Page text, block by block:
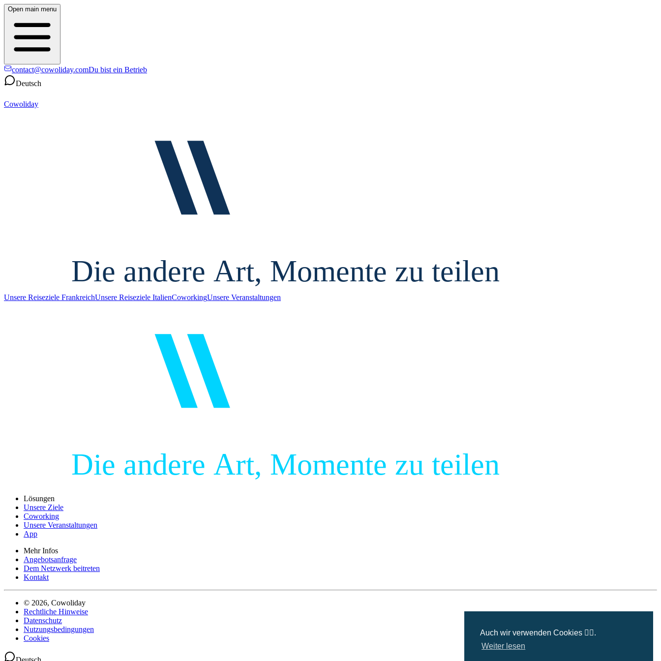
Auch wir verwenden Cookies 🤷‍♂️.
Weiter lesen
Open main menu
contact@cowoliday.comDu bist ein Betrieb
Deutsch
Cowoliday
Die andere Art, Momente zu teilen
Unsere Reiseziele FrankreichUnsere Reiseziele ItalienCoworkingUnsere Veranstaltungen
Die andere Art, Momente zu teilen
Lösungen
Unsere Ziele
Coworking
Unsere Veranstaltungen
App
Mehr Infos
Angebotsanfrage
Dem Netzwerk beitreten
Kontakt
© 2026, Cowoliday
Rechtliche Hinweise
Datenschutz
Nutzungsbedingungen
Cookies